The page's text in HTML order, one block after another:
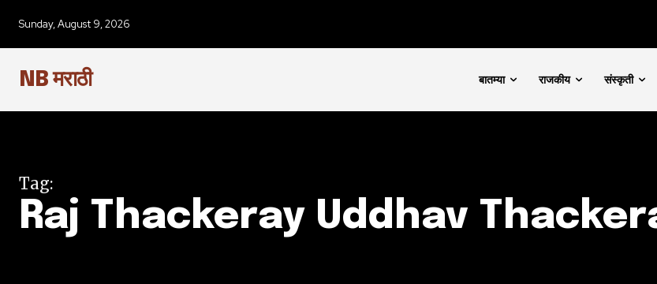
of the conversation.
To subscribe, simply enter your email address on our website or click
I've
6,300 32,111
Sunday, August 9, 2026
NB मराठी बातम्या राजकीय संस्कृती
Tag:
Raj Thackeray Uddhav